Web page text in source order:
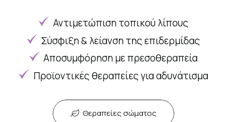
Αντιμετώπιση τοπικού λίπους
Σύσφιξη & λείανση της επιδερμίδας
Αποσυμφόρηση με πρεσοθεραπεία
Προϊοντικές θεραπείες για αδυνάτισμα
Θεραπείες σώματος